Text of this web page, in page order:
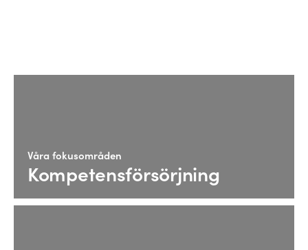
Våra fokusområden
Kompetensförsörjning